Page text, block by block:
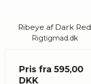
Ribeye af Dark Red
Rigtigmad.dk
Pris fra 595,00
DKK